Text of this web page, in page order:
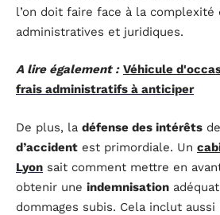
l’on doit faire face à la complexité
administratives et juridiques.
A lire également : Véhicule
frais administratifs à anticiper
De plus, la défense des intérêts
d’accident est primordiale. Un
Lyon sait comment mettre en
obtenir une indemnisation
dommages subis. Cela inclut aussi